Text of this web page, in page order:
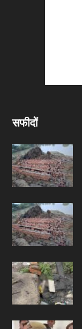
सफीदों